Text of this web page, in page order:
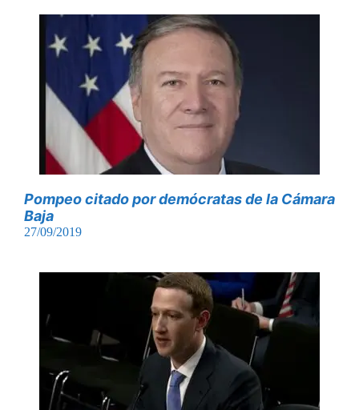
Pompeo citado por demócratas de la Cámara
Baja
27/09/2019